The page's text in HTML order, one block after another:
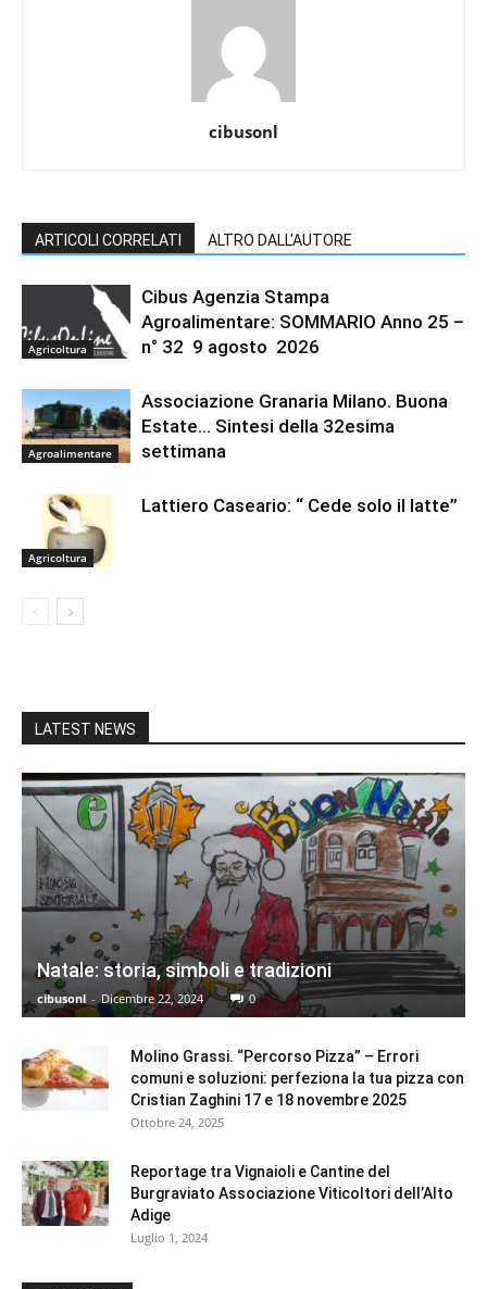
cibusonl
ARTICOLI CORRELATI ALTRO DALL'AUTORE
Agricoltura
Cibus Agenzia Stampa
Agroalimentare: SOMMARIO Anno 25 –
n° 32 9 agosto 2026
Agroalimentare
Associazione Granaria Milano. Buona
Estate… Sintesi della 32esima
settimana
Agricoltura
Lattiero Caseario: “ Cede solo il latte”
LATEST NEWS
Natale: storia, simboli e tradizioni
cibusonl - Dicembre 22, 2024 0
Molino Grassi. “Percorso Pizza” – Errori
comuni e soluzioni: perfeziona la tua pizza con
Cristian Zaghini 17 e 18 novembre 2025
Ottobre 24, 2025
Reportage tra Vignaioli e Cantine del
Burgraviato Associazione Viticoltori dell’Alto
Adige
Luglio 1, 2024